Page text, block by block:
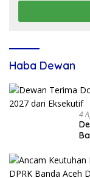
Haba Dewan
4